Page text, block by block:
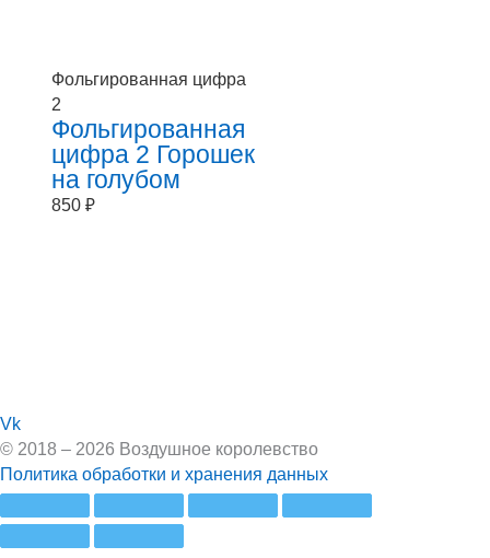
Фольгированная цифра
2
Фольгированная
цифра 2 Горошек
на голубом
850 ₽
Vk
© 2018 – 2026 Воздушное королевство
Политика обработки и хранения данных